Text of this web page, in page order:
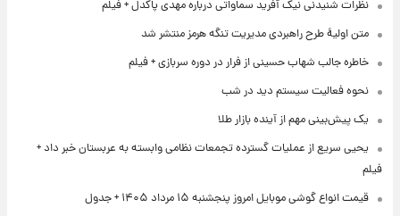
نظرات شنیدنی نیک آفرید سماواتی درباره مهدی پاکدل + فیلم
متن اولیۀ طرح راهبردی مدیریت تنگه هرمز منتشر شد
خاطره جالب شهاب حسینی از فرار در دوره سربازی + فیلم
نحوه فعالیت سیستم دید در شب
یک پیش‌بینی مهم از آینده بازار طلا
یحیی سریع از عملیات گسترده تجمعات نظامی وابسته به عربستان خبر داد +
فیلم
قیمت انواع گوشی موبایل امروز پنجشنبه ۱۵ مرداد ۱۴۰۵ + جدول